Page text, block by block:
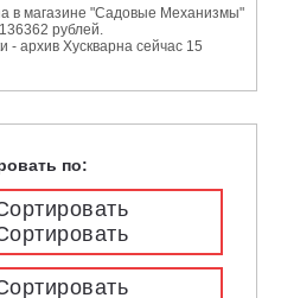
в магазине "Садовые Механизмы"
рублей.
- архив Хускварна сейчас 15
по: